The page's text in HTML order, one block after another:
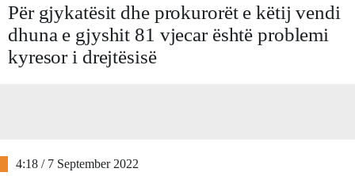
Për gjykatësit dhe prokurorët e këtij vendi
dhuna e gjyshit 81 vjecar është problemi
kyresor i drejtësisë
4:18 / 7 September 2022